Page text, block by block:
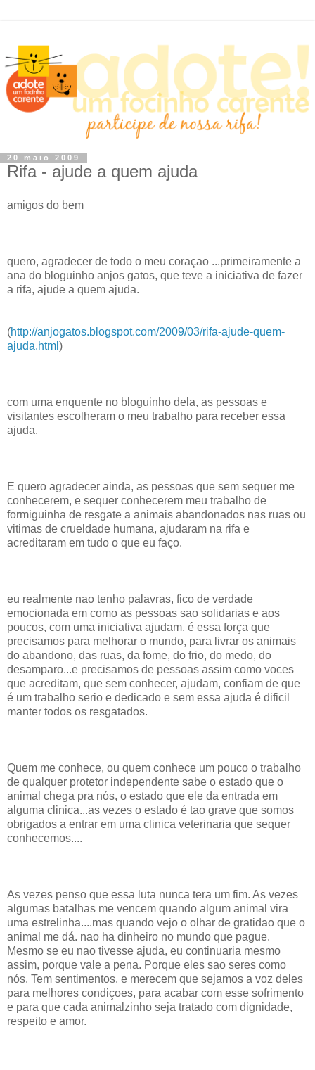
20 maio 2009
Rifa - ajude a quem ajuda
amigos do bem
quero, agradecer de todo o meu coraçao ...primeiramente a
ana do bloguinho anjos gatos, que teve a iniciativa de fazer
a rifa, ajude a quem ajuda.
(http://anjogatos.blogspot.com/2009/03/rifa-ajude-quem-
ajuda.html )
com uma enquente no bloguinho dela, as pessoas e
visitantes escolheram o meu trabalho para receber essa
ajuda.
E quero agradecer ainda, as pessoas que sem sequer me
conhecerem, e sequer conhecerem meu trabalho de
formiguinha de resgate a animais abandonados nas ruas ou
vitimas de crueldade humana, ajudaram na rifa e
acreditaram em tudo o que eu faço.
eu realmente nao tenho palavras, fico de verdade
emocionada em como as pessoas sao solidarias e aos
poucos, com uma iniciativa ajudam. é essa força que
precisamos para melhorar o mundo, para livrar os animais
do abandono, das ruas, da fome, do frio, do medo, do
desamparo...e precisamos de pessoas assim como voces
que acreditam, que sem conhecer, ajudam, confiam de que
é um trabalho serio e dedicado e sem essa ajuda é dificil
manter todos os resgatados.
Quem me conhece, ou quem conhece um pouco o trabalho
de qualquer protetor independente sabe o estado que o
animal chega pra nós, o estado que ele da entrada em
alguma clinica...as vezes o estado é tao grave que somos
obrigados a entrar em uma clinica veterinaria que sequer
conhecemos....
As vezes penso que essa luta nunca tera um fim. As vezes
algumas batalhas me vencem quando algum animal vira
uma estrelinha....mas quando vejo o olhar de gratidao que o
animal me dá. nao ha dinheiro no mundo que pague.
Mesmo se eu nao tivesse ajuda, eu continuaria mesmo
assim, porque vale a pena. Porque eles sao seres como
nós. Tem sentimentos. e merecem que sejamos a voz deles
para melhores condiçoes, para acabar com esse sofrimento
e para que cada animalzinho seja tratado com dignidade,
respeito e amor.